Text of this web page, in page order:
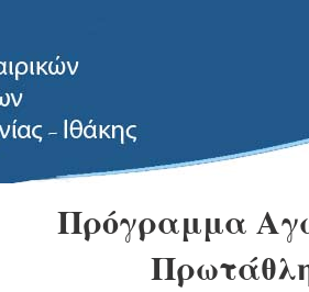
Πρόγραμμα